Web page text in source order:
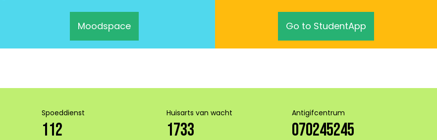
Moodspace Go to StudentApp
Spoeddienst
112
Huisarts van wacht
1733
Antigifcentrum
070245245